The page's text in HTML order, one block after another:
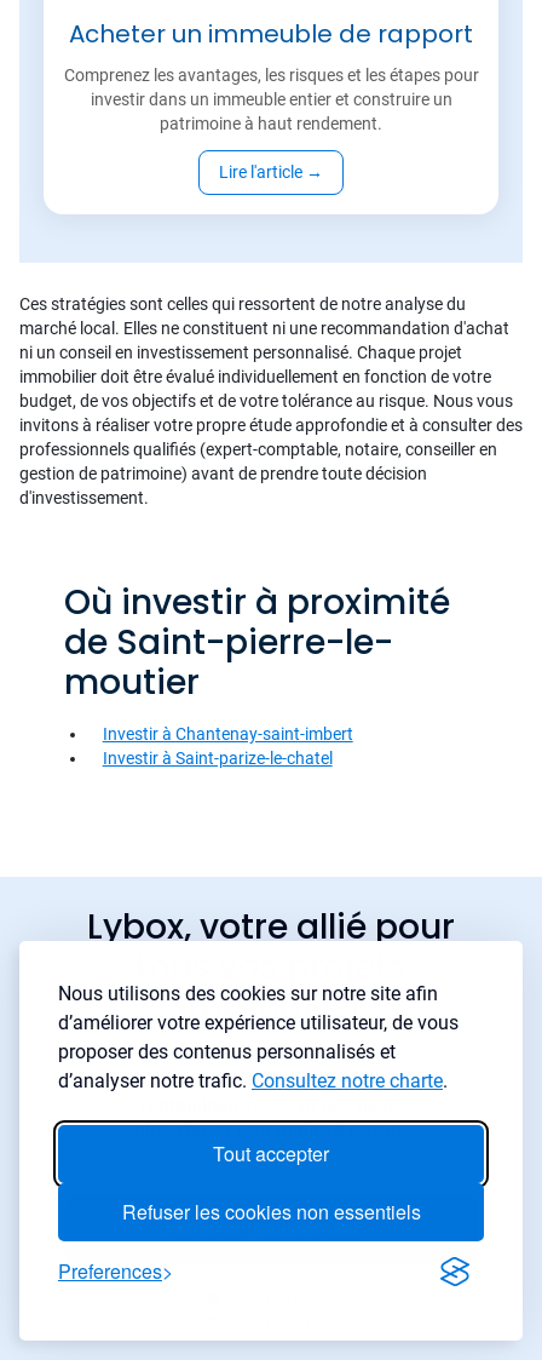
Nous utilisons des cookies sur notre site afin
d’améliorer votre expérience utilisateur, de vous
proposer des contenus personnalisés et
d’analyser notre trafic. Consultez notre charte.
Tout accepter
Refuser les cookies non essentiels
Preferences
Acheter un immeuble de rapport
Comprenez les avantages, les risques et les étapes pour
investir dans un immeuble entier et construire un
patrimoine à haut rendement.
Lire l'article →
Ces stratégies sont celles qui ressortent de notre analyse du
marché local. Elles ne constituent ni une recommandation d'achat
ni un conseil en investissement personnalisé. Chaque projet
immobilier doit être évalué individuellement en fonction de votre
budget, de vos objectifs et de votre tolérance au risque. Nous vous
invitons à réaliser votre propre étude approfondie et à consulter des
professionnels qualifiés (expert-comptable, notaire, conseiller en
gestion de patrimoine) avant de prendre toute décision
d'investissement.
Où investir à proximité
de Saint-pierre-le-
moutier
Investir à Chantenay-saint-imbert
Investir à Saint-parize-le-chatel
Lybox, votre allié pour
immobilier
Les investisseurs qui utilisent
LyBox obtiennent demeilleures
plus vite, et fontmoins d’erreur.